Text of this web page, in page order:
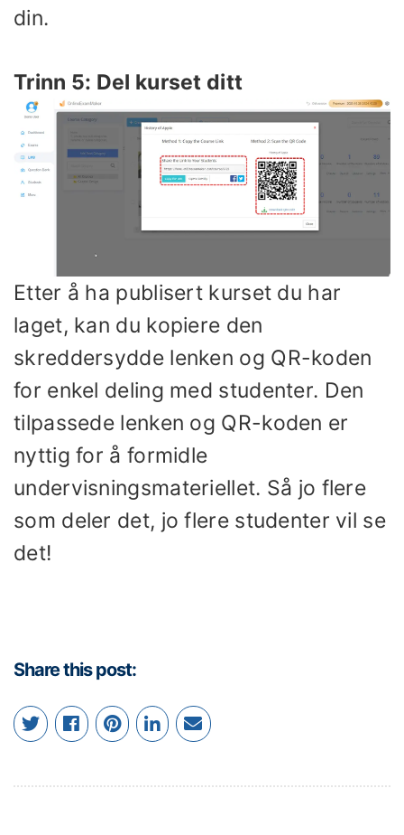
din.
Trinn 5: Del kurset ditt
Etter å ha publisert kurset du har
laget, kan du kopiere den
skreddersydde lenken og QR-koden
for enkel deling med studenter. Den
tilpassede lenken og QR-koden er
nyttig for å formidle
undervisningsmateriellet. Så jo flere
som deler det, jo flere studenter vil se
det!
Share this post: